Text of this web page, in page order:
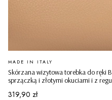
Skórzana wizytowa torebka do ręki
sprzączką i złotymi okuciami i z
PRODUCENT
MADE IN ITALY
Cena
319,90 zł